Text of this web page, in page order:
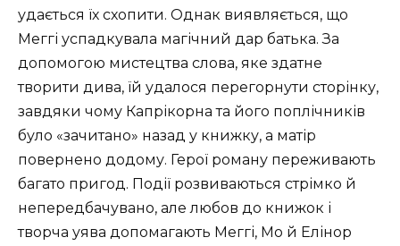
удається їх схопити. Однак виявляється, що
Меггі успадкувала магічний дар батька. За
допомогою мистецтва слова, яке здатне
творити дива, їй удалося перегорнути сторінку,
завдяки чому Капрікорна та його поплічників
було «зачитано» назад у книжку, а матір
повернено додому. Герої роману переживають
багато пригод. Події розвиваються стрімко й
непередбачувано, але любов до книжок і
творча уява допомагають Меггі, Мо й Елінор